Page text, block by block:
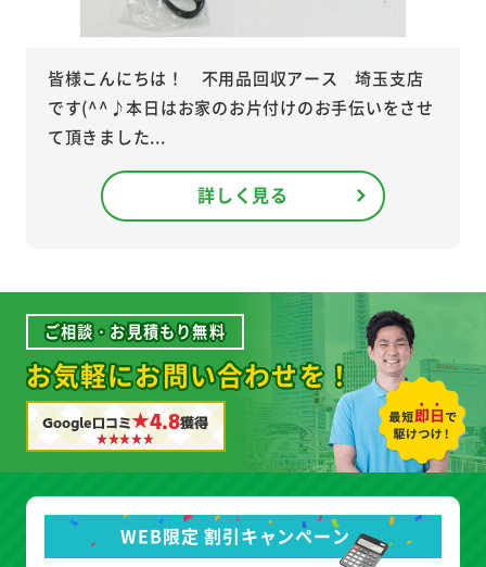
皆様こんにちは！ 不用品回収アース 埼玉支店
です(^^♪本日はお家のお片付けのお手伝いをさせ
て頂きました...
詳しく見る
ご相談・お見積もり無料
お気軽にお問い合わせを！
Google口コミ★4.8獲得
WEB限定 割引キャンペーン